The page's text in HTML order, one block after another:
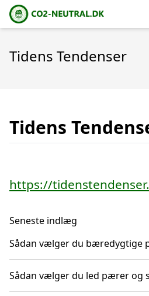
Tidens Tendenser
Tidens
https://
Seneste indlæg
Sådan vælger du bæredygtige
Sådan vælger du led pærer og